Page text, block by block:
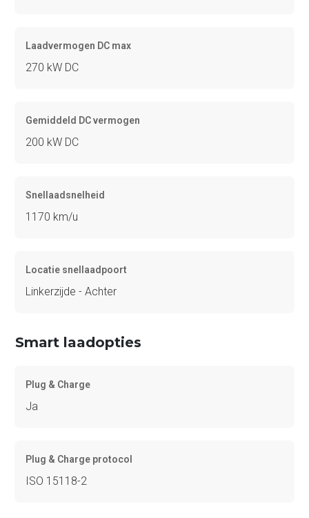
Laadvermogen DC max
270 kW DC
Gemiddeld DC vermogen
200 kW DC
Snellaadsnelheid
1170 km/u
Locatie snellaadpoort
Linkerzijde - Achter
Smart laadopties
Plug & Charge
Ja
Plug & Charge protocol
ISO 15118-2